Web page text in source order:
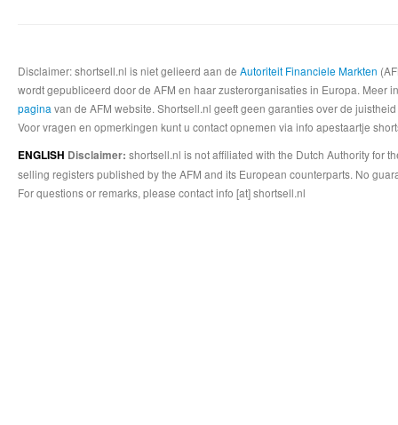
Disclaimer: shortsell.nl is niet gelieerd aan de Autoriteit Financiele Markten
wordt gepubliceerd door de AFM en haar zusterorganisaties in Europa.
pagina van de AFM website. Shortsell.nl geeft geen garanties over de
Voor vragen en opmerkingen kunt u contact opnemen via info apestaartje
ENGLISH Disclaimer: shortsell.nl is not affiliated with the Dutch Authority for
selling registers published by the AFM and its European counterparts. No
For questions or remarks, please contact info [at] shortsell.nl